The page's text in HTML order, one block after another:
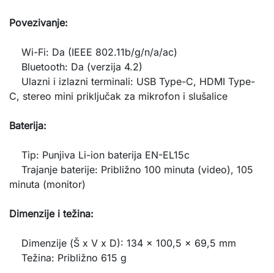
Povezivanje:
Wi-Fi: Da (IEEE 802.11b/g/n/a/ac)
Bluetooth: Da (verzija 4.2)
Ulazni i izlazni terminali: USB Type-C, HDMI Type-
C, stereo mini priključak za mikrofon i slušalice
Baterija:
Tip: Punjiva Li-ion baterija EN-EL15c
Trajanje baterije: Približno 100 minuta (video), 105
minuta (monitor)
Dimenzije i težina:
Dimenzije (Š x V x D): 134 x 100,5 x 69,5 mm
Težina: Približno 615 g